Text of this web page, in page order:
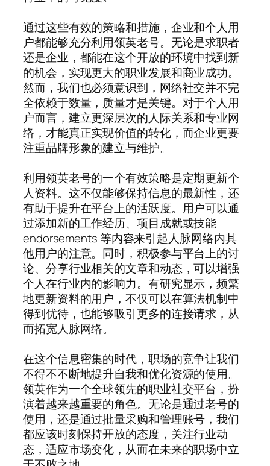
通过这些有效的策略和措施，企业和个人用
户都能够充分利用领英老号。无论是求职者
还是企业，都能在这个开放的环境中找到新
的机会，实现更大的职业发展和商业成功。
然而，我们也必须意识到，网络社交并不完
全依赖于数量，质量才是关键。对于个人用
户而言，建立更深层次的人际关系和专业网
络，才能真正实现价值的转化，而企业更要
注重品牌形象的建立与维护。
利用领英老号的一个有效策略是定期更新个
人资料。这不仅能够保持信息的最新性，还
有助于提升在平台上的活跃度。用户可以通
过添加新的工作经历、项目成就或技能
endorsements 等内容来引起人脉网络内其
他用户的注意。同时，积极参与平台上的讨
论、分享行业相关的文章和动态，可以增强
个人在行业内的影响力。有研究显示，频繁
地更新资料的用户，不仅可以在算法机制中
得到优待，也能够吸引更多的连接请求，从
而拓宽人脉网络。
在这个信息密集的时代，职场的竞争让我们
不得不不断地提升自我和优化资源的使用。
领英作为一个全球领先的职业社交平台，扮
演着越来越重要的角色。无论是通过老号的
使用，还是通过批量采购和管理账号，我们
都应该时刻保持开放的态度，关注行业动
态，适应市场变化，从而在未来的职场中立